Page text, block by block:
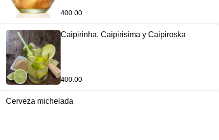
400.00
Caipirinha, Caipirisima y Caipiroska
400.00
Cerveza michelada